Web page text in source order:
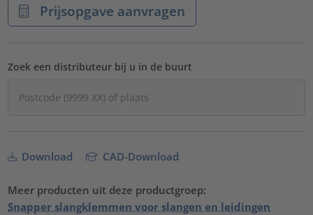
Prijsopgave aanvragen
Zoek een distributeur bij u in de buurt
Download CAD-Download
Meer producten uit deze productgroep:
Snapper slangklemmen voor slangen en leidingen